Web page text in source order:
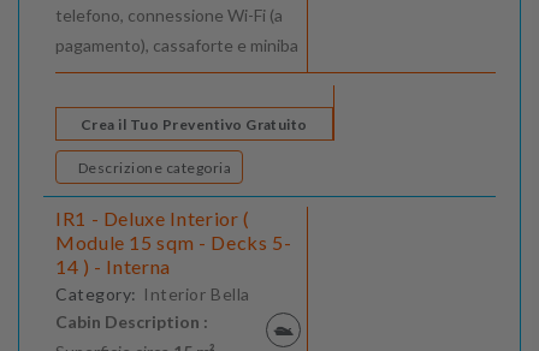
telefono, connessione Wi-Fi (a
pagamento), cassaforte e miniba
Crea il Tuo Preventivo Gratuito
Descrizione categoria
IR1 - Deluxe Interior (
Module 15 sqm - Decks 5-
14 ) - Interna
Category: Interior Bella
Cabin Description :